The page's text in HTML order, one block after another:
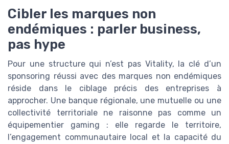
Cibler les marques non
endémiques : parler business,
pas hype
Pour une structure qui n’est pas Vitality, la clé d’un
sponsoring réussi avec des marques non endémiques
réside dans le ciblage précis des entreprises à
approcher. Une banque régionale, une mutuelle ou une
collectivité territoriale ne raisonne pas comme un
équipementier gaming : elle regarde le territoire,
l’engagement communautaire local et la capacité du